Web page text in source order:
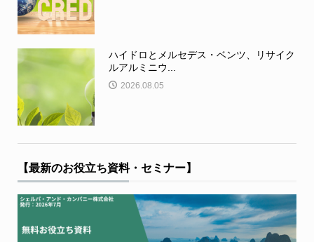
ハイドロとメルセデス・ベンツ、リサイク
ルアルミニウ...
2026.08.05
【最新のお役立ち資料・セミナー】